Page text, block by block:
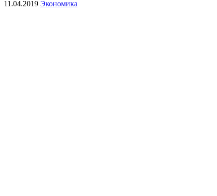
11.04.2019 Экономика